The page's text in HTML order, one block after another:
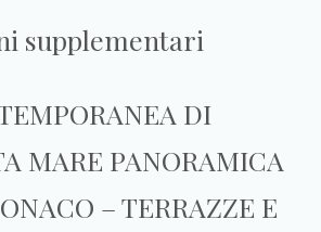
supplementari
DI
MARE PANORAMICA
– TERRAZZE E